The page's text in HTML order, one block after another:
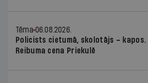
Tēma 06.08.2026.
Policists cietumā, skolotājs – kapos.
Reibuma cena Priekulē